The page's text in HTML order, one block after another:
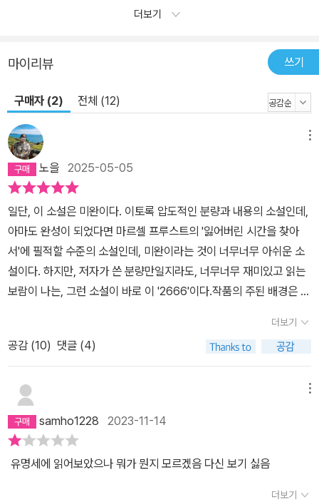
더보기
마이리뷰 쓰기
구매자 (2) 전체 (12)
노을 2025-05-05
일단, 이 소설은 미완이다. 이토록 압도적인 분량과 내용의 소설인데,
아마도 완성이 되었다면 마르셀 프루스트의 '잃어버린 시간을 찾아
서'에 필적할 수준의 소설인데, 미완이라는 것이 너무너무 아쉬운 소
설이다. 하지만, 저자가 쓴 분량만일지라도, 너무너무 재미있고 읽는
보람이 나는, 그런 소설이 바로 이 '2666'이다.작품의 주된 배경은 멕
벌어진다. 첫 장은 아르킴볼디라는 소설가를 연구하는 교수들이, 아
르킴볼디라고 추정되는 인물을 찾아 멕시코로 찾아오는 것으로 시작
되지만, 결국 이 소설은 악의 기원과 그 본질을 파헤치기 위해 질주하
기 시작한다. 이 소설에는 유럽, 미국, 중남미의 기저에 깔려있는 사회
의 문제점들을 정직하게 그려내고 있으며, 작가가 그리는 사회는 절
망적인 분위기를 띄고 있다. 멕시코는 철저하게 부패해 있으며, 이 시
대의 비극을 그리는 작가의 통렬한 메시지가 작품에 녹아있다.정말
너무너무 아쉬운게, 이 소설은 조금만 더 썼으면 완결이 났을 것이라
는게 분명 느껴지는 거다. 만약 마르셀 프루스트가 '잃어버린 시간을
더보기
공감 (10) 댓글 (4)
samho1228 2023-11-14
유명세에 읽어보았으나 뭐가 뭔지 모르겠음 다신 보기 싫음
더보기